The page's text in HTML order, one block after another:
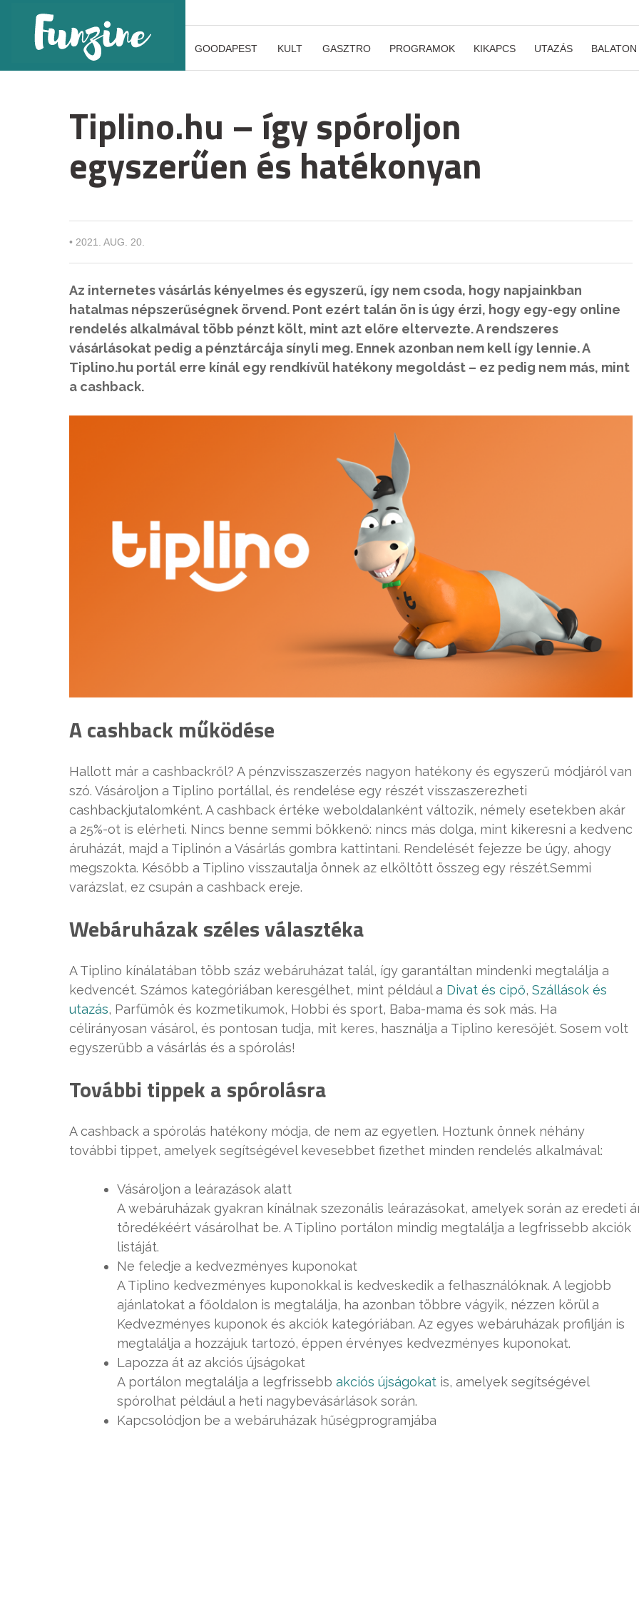
GOODAPEST KULT GASZTRO PROGRAMOK KIKAPCS UTAZÁS BALATON
Tiplino.hu – így spóroljon
egyszerűen és hatékonyan
• 2021. AUG. 20.
Az internetes vásárlás kényelmes és egyszerű, így nem csoda, hogy napjainkban
hatalmas népszerűségnek örvend. Pont ezért talán ön is úgy érzi, hogy egy-egy online
rendelés alkalmával több pénzt költ, mint azt előre eltervezte. A rendszeres
vásárlásokat pedig a pénztárcája sínyli meg. Ennek azonban nem kell így lennie. A
Tiplino.hu portál erre kínál egy rendkívül hatékony megoldást – ez pedig nem más, mint
a cashback.
A cashback működése
Hallott már a cashbackről? A pénzvisszaszerzés nagyon hatékony és egyszerű módjáról van
szó. Vásároljon a Tiplino portállal, és rendelése egy részét visszaszerezheti
cashbackjutalomként. A cashback értéke weboldalanként változik, némely esetekben akár
a 25%-ot is elérheti. Nincs benne semmi bökkenő: nincs más dolga, mint kikeresni a kedvenc
áruházát, majd a Tiplinón a Vásárlás gombra kattintani. Rendelését fejezze be úgy, ahogy
megszokta. Később a Tiplino visszautalja önnek az elköltött összeg egy részét.Semmi
varázslat, ez csupán a cashback ereje.
Webáruházak széles választéka
A Tiplino kínálatában több száz webáruházat talál, így garantáltan mindenki megtalálja a
kedvencét. Számos kategóriában keresgélhet, mint például a Divat és cipő, Szállások és
utazás, Parfümök és kozmetikumok, Hobbi és sport, Baba-mama és sok más. Ha
célirányosan vásárol, és pontosan tudja, mit keres, használja a Tiplino keresőjét. Sosem volt
egyszerűbb a vásárlás és a spórolás!
További tippek a spórolásra
A cashback a spórolás hatékony módja, de nem az egyetlen. Hoztunk önnek néhány
további tippet, amelyek segítségével kevesebbet fizethet minden rendelés alkalmával:
Vásároljon a leárazások alatt
A webáruházak gyakran kínálnak szezonális leárazásokat, amelyek során az eredeti
töredékéért vásárolhat be. A Tiplino portálon mindig megtalálja a legfrissebb akciók
listáját.
Ne feledje a kedvezményes kuponokat
A Tiplino kedvezményes kuponokkal is kedveskedik a felhasználóknak. A legjobb
ajánlatokat a főoldalon is megtalálja, ha azonban többre vágyik, nézzen körül a
Kedvezményes kuponok és akciók kategóriában. Az egyes webáruházak profilján is
megtalálja a hozzájuk tartozó, éppen érvényes kedvezményes kuponokat.
Lapozza át az akciós újságokat
A portálon megtalálja a legfrissebb akciós újságokat is, amelyek segítségével
spórolhat például a heti nagybevásárlások során.
Kapcsolódjon be a webáruházak hűségprogramjába